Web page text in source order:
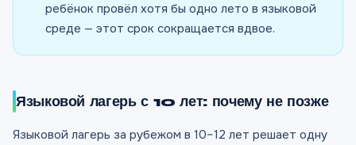
ребёнок провёл хотя бы одно лето в языковой
среде — этот срок сокращается вдвое.
Языковой лагерь с 10 лет: почему не позже
Языковой лагерь за рубежом в 10–12 лет решает одну